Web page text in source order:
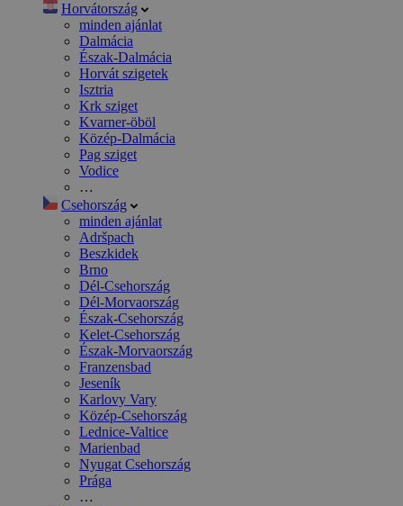
Horvátország
minden ajánlat
Dalmácia
Észak-Dalmácia
Horvát szigetek
Isztria
Krk sziget
Kvarner-öböl
Közép-Dalmácia
Pag sziget
Vodice
…
Csehország
minden ajánlat
Adršpach
Beszkidek
Brno
Dél-Csehország
Dél-Morvaország
Észak-Csehország
Kelet-Csehország
Észak-Morvaország
Franzensbad
Jeseník
Karlovy Vary
Közép-Csehország
Lednice-Valtice
Marienbad
Nyugat Csehország
Prága
…